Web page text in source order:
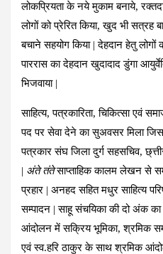
लोकप्रियता के नये मुकाम बनाये,
लोगों को प्रेरित किया, खुद भी सत्रह
बचाने सहयोग किया | देहदान हेतु
पाररास का देहदान खुदादाद डुंगा
भिजवाया |
साहित्य, पत्रकारिता, चिकित्सा एवं
पद पर सेवा देने का सुअवसर मिला
पत्रकार संघ जिला दुर्ग सहसचिव,
| अंते तंतेसाप्ताहिक कालम लेखन से
प्रहार | अनहद सहित मधुर साहित्य
सम्पादन | साहू संचयिका की दो अंक
आंदोलन में सक्रिय भूमिका, श्रमिक
एवं स्व.हरि ठाकुर के साथ श्रमिक